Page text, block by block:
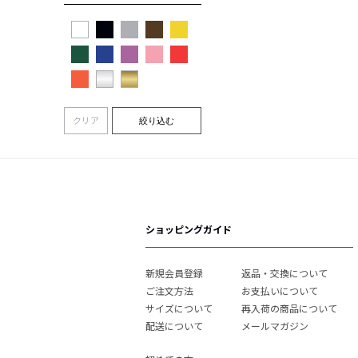
クリア 絞り込む
ショッピングガイド
新規会員登録
ご注文方法
サイズについて
配送について
返品・交換について
お支払いについて
再入荷の商品について
メールマガジン